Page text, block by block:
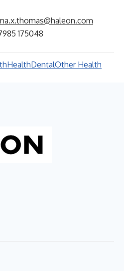
175048
HealthDentalOther Health